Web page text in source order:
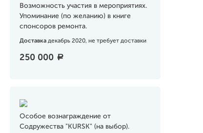
Возможность участия в мероприятиях.
Упоминание (по желанию) в книге
спонсоров ремонта.
Доставка декабрь 2020, не требует доставки
250 000 a
Особое вознаграждение от
Содружества "KURSK" (на выбор).